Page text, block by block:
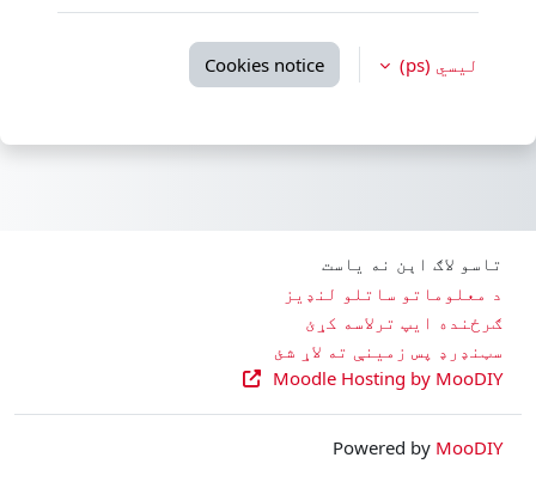
لیسي ‎(ps)‎ Cookies notice
تاسو لاګ اېن نه یاست
د معلوماتو ساتلو لنډیز
ګرځنده ایپ ترلاسه کړئ
سټنډرډ پس زمینې ته لاړ شئ
Moodle Hosting by MooDIY
Powered by MooDIY